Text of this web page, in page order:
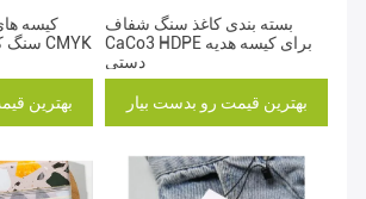
کیسه
سنگ کاغذ بسته بندی رنگ CMYK
بهترین
بسته بندی کاغذ سنگ شفاف
CaCo3 HDPE برای کیسه هدیه
دستی
بهترین قیمت رو بدست بیار